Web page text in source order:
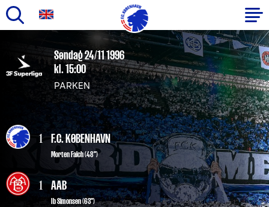
hovedindhold
Primær
navigation
Søndag 24/11 1996
kl. 15:00
PARKEN
1 F.C. KØBENHAVN
Morten Falch(48")
1 AAB
Ib Simonsen (63")